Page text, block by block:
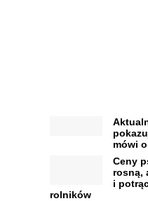
mówi o
Ceny
rosną,
i
rolników